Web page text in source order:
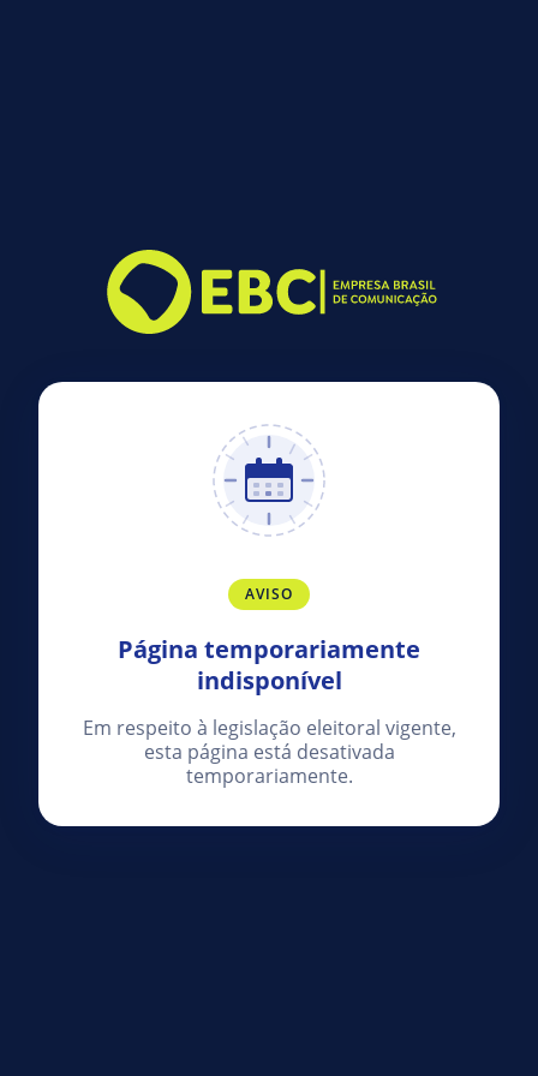
AVISO
Página temporariamente
indisponível
Em respeito à legislação eleitoral vigente,
esta página está desativada
temporariamente.